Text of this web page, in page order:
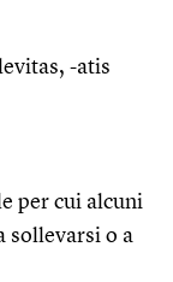
-atis
per cui alcuni
sollevarsi o a